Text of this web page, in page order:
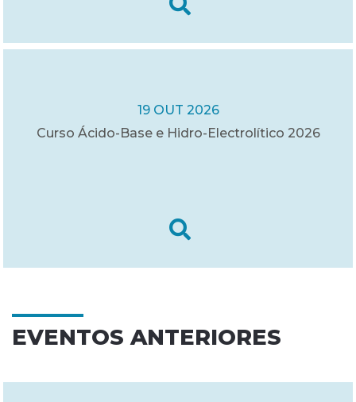
19 OUT 2026
Curso Ácido-Base e Hidro-Electrolítico 2026
EVENTOS ANTERIORES